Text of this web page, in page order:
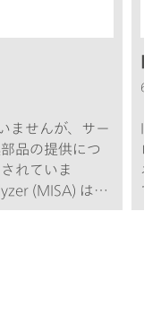
ませんが、サー
品の提供につ
れていま
(MISA) は、
質の迅速な微
性能のポータ
は、
ロ
ネ
て
び